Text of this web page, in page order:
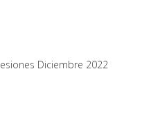
Diciembre 2022